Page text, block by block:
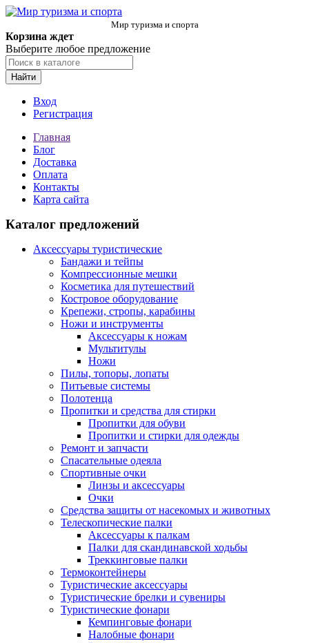
Мир туризма и спорта
Корзина ждет
Выберите любое предложение
Найти
Вход
Регистрация
Главная
Блог
Доставка
Оплата
Контакты
Карта сайта
Каталог предложений
Аксессуары туристические
Бандажи и тейпы
Компрессионные мешки
Косметика для путешествий
Костровое оборудование
Крепежи, стропы, карабины
Ножи и инструменты
Аксессуары к ножам
Мультитулы
Ножи
Пилы, топоры, лопаты
Питьевые системы
Полотенца
Пропитки и средства для стирки
Пропитки для обуви
Пропитки и стирки для одежды
Ремонт и запчасти
Спасательные одеяла
Спортивные очки
Линзы и аксессуары
Очки
Средства защиты от насекомых и животных
Телескопические палки
Аксессуары к палкам
Палки для скандинавской ходьбы
Треккинговые палки
Термоконтейнеры
Туристические аксессуары
Туристические брелки и сувениры
Туристические фонари
Кемпинговые фонари
Налобные фонари